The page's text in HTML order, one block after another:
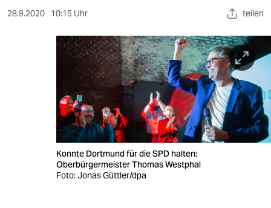
berlin
veranstaltungen
28.9.2020 10:15 Uhr teilen
Konnte Dortmund für die SPD halten:
Oberbürgermeister Thomas Westphal
Foto: Jonas Güttler/dpa